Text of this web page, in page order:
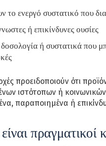
το ενεργό συστατικό που
ή επικίνδυνες ουσίες
ή συστατικά που
προειδοποιούν ότι
ιστότοπων ή
παραποιημένα ή
πραγματικοί